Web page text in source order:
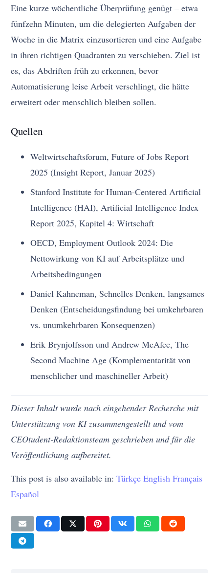
Eine kurze wöchentliche Überprüfung genügt – etwa
fünfzehn Minuten, um die delegierten Aufgaben der
Woche in die Matrix einzusortieren und eine Aufgabe
in ihren richtigen Quadranten zu verschieben. Ziel ist
es, das Abdriften früh zu erkennen, bevor
Automatisierung leise Arbeit verschlingt, die hätte
erweitert oder menschlich bleiben sollen.
Quellen
Weltwirtschaftsforum, Future of Jobs Report
2025 (Insight Report, Januar 2025)
Stanford Institute for Human-Centered Artificial
Intelligence (HAI), Artificial Intelligence Index
Report 2025, Kapitel 4: Wirtschaft
OECD, Employment Outlook 2024: Die
Nettowirkung von KI auf Arbeitsplätze und
Arbeitsbedingungen
Daniel Kahneman, Schnelles Denken, langsames
Denken (Entscheidungsfindung bei umkehrbaren
vs. unumkehrbaren Konsequenzen)
Erik Brynjolfsson und Andrew McAfee, The
Second Machine Age (Komplementarität von
menschlicher und maschineller Arbeit)
Dieser Inhalt wurde nach eingehender Recherche mit
Unterstützung von KI zusammengestellt und vom
CEOtudent-Redaktionsteam geschrieben und für die
Veröffentlichung aufbereitet.
This post is also available in:Türkçe English Français
Español